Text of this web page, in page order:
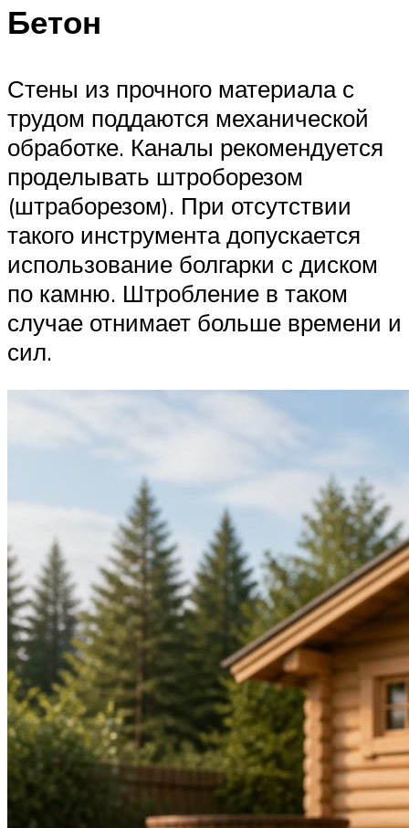
Бетон
Стены из прочного материала с
трудом поддаются механической
обработке. Каналы рекомендуется
проделывать штроборезом
(штраборезом). При отсутствии
такого инструмента допускается
использование болгарки с диском
по камню. Штробление в таком
случае отнимает больше времени и
сил.